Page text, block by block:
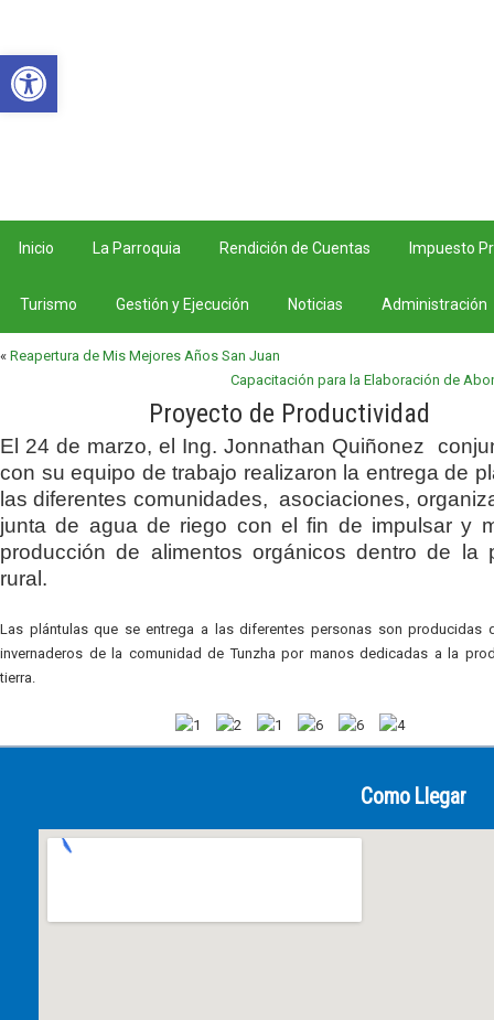
Inicio La Parroquia Rendición de Cuentas Impuesto
Turismo Gestión y Ejecución Noticias Administración
« Reapertura de Mis Mejores Años San Juan
Capacitación para la Elaboración de
Proyecto de Productividad
El 24 de marzo, el Ing. Jonnathan Quiñonez
con su equipo de trabajo realizaron la entrega de
las diferentes comunidades, asociaciones,
junta de agua de riego con el fin de impulsar y
producción de alimentos orgánicos dentro de la
rural.
Las plántulas que se entrega a las diferentes personas son producidas
invernaderos de la comunidad de Tunzha por manos dedicadas a la
tierra.
Como Llegar
Abrir barra de herramientas